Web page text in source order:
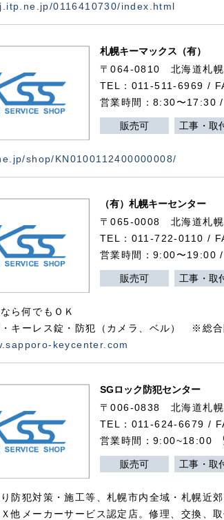
0116410730/index.html
札幌キーマックス（有）
〒064-0810 北海道札
TEL：011-511-6969 /
営業時間：8:30〜17:30 /
販売可 工事・取
shop/KN0100112400000008/
（有）札幌キーセンター
〒065-0008 北海道札
TEL：011-722-0110 /
営業時間：9:00〜19:00 /
販売可 工事・取
ら何でもＯＫ
キーレス錠・防犯（カメラ、ベル） ※総
keycenter.com
SGロック防犯センター
〒006-0838 北海道札幌
TEL：011-624-6679 /
営業時間：9:00~18:00
販売可 工事・取
防犯対策・施工等、札幌市内全域・札幌近
他メーカーサービス認定店。修理、交換、